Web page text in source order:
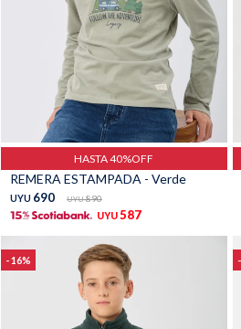
HASTA 40%OFF
REMERA ESTAMPADA - Verde
UYU 690 UYU 890
UYU587
16